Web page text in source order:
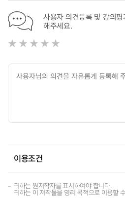
사용자 의견등록 및 강의
해주세요.
이용조건
귀하는 원저작자를 표시하여야 합니다.
귀하는 이 저작물을 영리 목적으로 이용할